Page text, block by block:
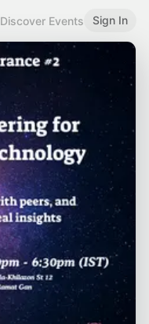
Discover Events Sign In